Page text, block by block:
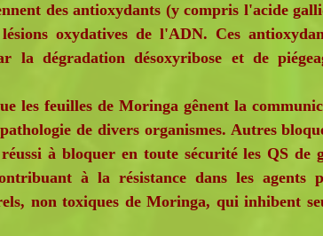
des antioxydants (y compris l'acide
oxydatives de l'ADN. Ces
la dégradation désoxyribose et de
les feuilles de Moringa gênent la
de divers organismes. Autres
à bloquer en toute sécurité les QS de
à la résistance dans les agents
non toxiques de Moringa, qui inhibent